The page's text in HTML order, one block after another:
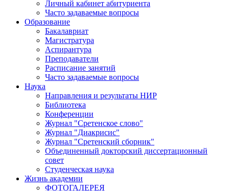
Личный кабинет абитуриента
Часто задаваемые вопросы
Образование
Бакалавриат
Магистратура
Аспирантура
Преподаватели
Расписание занятий
Часто задаваемые вопросы
Наука
Направления и результаты НИР
Библиотека
Конференции
Журнал "Сретенское слово"
Журнал "Диакрисис"
Журнал "Сретенский сборник"
Объединенный докторский диссертационный
совет
Студенческая наука
Жизнь академии
ФОТОГАЛЕРЕЯ